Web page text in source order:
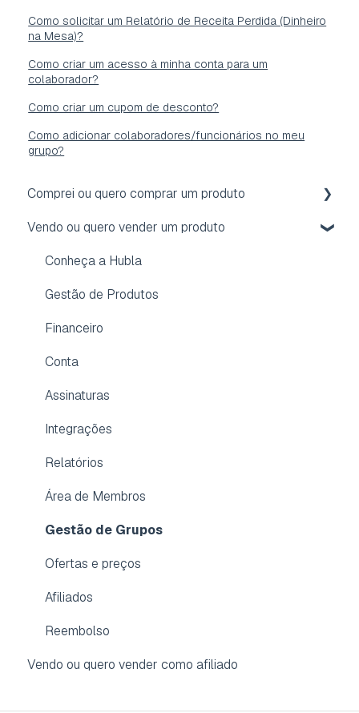
Como solicitar um Relatório de Receita Perdida (Dinheiro
na Mesa)?
Como criar um acesso à minha conta para um
colaborador?
Como criar um cupom de desconto?
Como adicionar colaboradores/funcionários no meu
grupo?
Comprei ou quero comprar um produto
Acesso
Reembolso
Assinatura
Conta
Dúvidas frequentes
Aplicativo para membros
Vendo ou quero vender um produto
Conheça a Hubla
Gestão de Produtos
Financeiro
Conta
Assinaturas
Integrações
Relatórios
Área de Membros
Gestão de Grupos
Ofertas e preços
Afiliados
Reembolso
Vendo ou quero vender como afiliado